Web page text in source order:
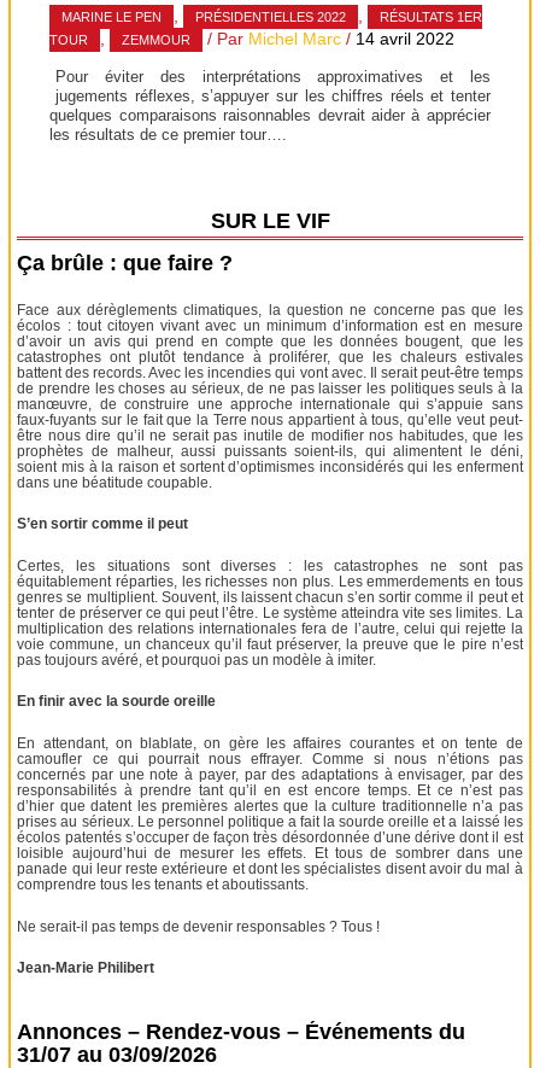
MARINE LE PEN , PRÉSIDENTIELLES 2022 ,
RÉSULTATS 1ER
TOUR
, ZEMMOUR / Par Michel Marc / 14 avril 2022
Pour éviter des interprétations approximatives et les
jugements réflexes, s’appuyer sur les chiffres réels et tenter
quelques comparaisons raisonnables devrait aider à apprécier
les résultats de ce premier tour….
SUR LE VIF
Ça brûle : que faire ?
Face aux dérèglements climatiques, la question ne concerne pas que les
écolos : tout citoyen vivant avec un minimum d’information est en mesure
d’avoir un avis qui prend en compte que les données bougent, que les
catastrophes ont plutôt tendance à proliférer, que les chaleurs estivales
battent des records. Avec les incendies qui vont avec. Il serait peut-être temps
de prendre les choses au sérieux, de ne pas laisser les politiques seuls à la
manœuvre, de construire une approche internationale qui s’appuie sans
faux-fuyants sur le fait que la Terre nous appartient à tous, qu’elle veut peut-
être nous dire qu’il ne serait pas inutile de modifier nos habitudes, que les
prophètes de malheur, aussi puissants soient-ils, qui alimentent le déni,
soient mis à la raison et sortent d’optimismes inconsidérés qui les enferment
dans une béatitude coupable.
S’en sortir comme il peut
Certes, les situations sont diverses : les catastrophes ne sont pas
équitablement réparties, les richesses non plus. Les emmerdements en tous
genres se multiplient. Souvent, ils laissent chacun s’en sortir comme il peut et
tenter de préserver ce qui peut l’être. Le système atteindra vite ses limites. La
multiplication des relations internationales fera de l’autre, celui qui rejette la
voie commune, un chanceux qu’il faut préserver, la preuve que le pire n’est
pas toujours avéré, et pourquoi pas un modèle à imiter.
En finir avec la sourde oreille
En attendant, on blablate, on gère les affaires courantes et on tente de
camoufler ce qui pourrait nous effrayer. Comme si nous n’étions pas
concernés par une note à payer, par des adaptations à envisager, par des
responsabilités à prendre tant qu’il en est encore temps. Et ce n’est pas
d’hier que datent les premières alertes que la culture traditionnelle n’a pas
prises au sérieux. Le personnel politique a fait la sourde oreille et a laissé les
écolos patentés s’occuper de façon très désordonnée d’une dérive dont il est
loisible aujourd’hui de mesurer les effets. Et tous de sombrer dans une
panade qui leur reste extérieure et dont les spécialistes disent avoir du mal à
comprendre tous les tenants et aboutissants.
Ne serait-il pas temps de devenir responsables ? Tous !
Jean-Marie Philibert
Annonces – Rendez-vous – Événements du
31/07 au 03/09/2026